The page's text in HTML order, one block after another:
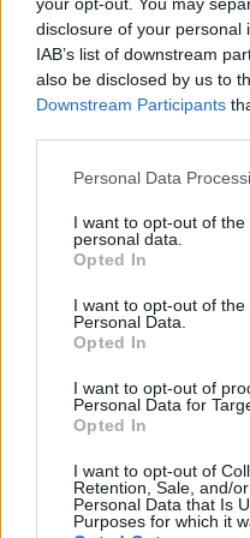
disclosure of your personal
IAB’s list of downstream
also be disclosed by us to
Downstream Participants
Personal Data
I want to opt-out of
personal data.
Opted In
I want to opt-out of the
Personal Data.
Opted In
I want to opt-out of
Personal Data for
Opted In
I want to opt-out of
Retention, Sale, and/
Personal Data that Is
Purposes for which it
Ένας
κβαντικές
ΕΠΙΣΤΉΜΗ 11:00, 06/